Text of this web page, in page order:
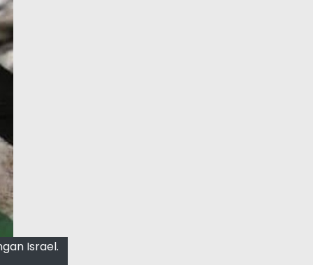
Israel.